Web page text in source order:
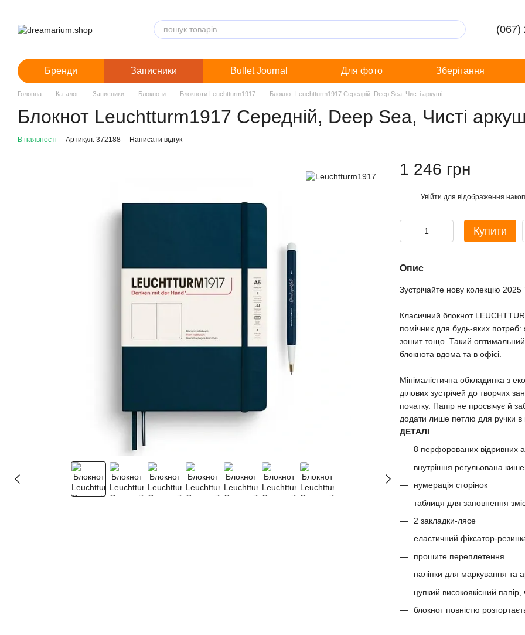
(067)
Бренди Записники Bullet Journal Для фото Зберігання
Головна Каталог Записники Блокноти Блокноти Leuchtturm1917 Блокнот Leuchtturm1917 Середній, Deep Sea, Чисті аркуші
Блокнот Leuchtturm1917 Середній, Deep Sea, Чисті
В наявності Артикул: 372188 Написати відгук
1 246 грн
Увійти для відображення
Купити
Опис
Зустрічайте нову колекцію
Класичний блокнот
помічник для будь-яких
зошит тощо. Такий оптимальний
блокнота вдома та в офісі.
Мінімалістична обкладинка з
ділових зустрічей до творчих
початку. Папір не просвічує й
додати лише петлю для ручки в
ДЕТАЛІ
8 перфорованих відривних
внутрішня регульована
нумерація сторінок
таблиця для заповнення
2 закладки-лясе
еластичний фіксатор-
прошите переплетення
наліпки для маркування та
цупкий високоякісний
блокнот повністю